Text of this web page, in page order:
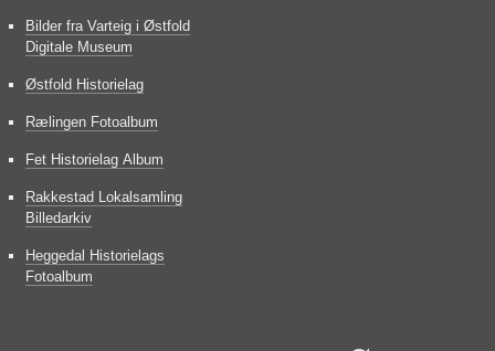
Bilder fra Varteig i Østfold
Digitale Museum
Østfold Historielag
Rælingen Fotoalbum
Fet Historielag Album
Rakkestad Lokalsamling
Billedarkiv
Heggedal Historielags
Fotoalbum